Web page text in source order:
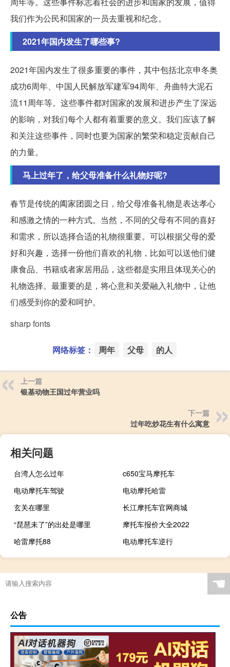
我们作为公民和国家的一员去重视和纪念。
2021年国内发生了哪些事?
2021年国内发生了很多重要的事件，其中包括北京申冬奥
成功6周年、中国人民解放军建军94周年、舟曲特大泥石
流11周年等。这些事件都对国家的发展和进步产生了深远
的影响，对我们每个人都有着重要的意义。我们应该了解
和关注这些事件，同时也要为国家的繁荣和稳定贡献自己
的力量。
马上过年了，给父母准备什么礼物好呢?
春节是传统的阖家团圆之日，给父母准备礼物是表达孝心
和感激之情的一种方式。当然，不同的父母有不同的喜好
和需求，所以选择合适的礼物很重要。可以根据父母的爱
好和兴趣，选择一份他们喜欢的礼物，比如可以送他们健
康食品、书籍或者家居用品，这些都是实用且体现关心的
礼物选择。最重要的是，将心意和关爱融入礼物中，让他
们感受到你的爱和呵护。
sharp fonts
网络标签： 周年 父母 的人
上一篇
银基动物王国过年营业吗
下一篇
过年吃炒花生有什么寓意
相关问题
台湾人怎么过年
c650宝马摩托车
电动摩托车驾驶
电动摩托哈雷
玄关在哪里
长江摩托车官网商城
“琵琶未了”的出处是哪里
摩托车报价大全2022
哈雷摩托88
电动摩托车逆行
☚
公告